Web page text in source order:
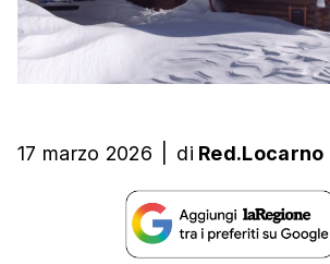
17 marzo 2026 di Red.Locarno